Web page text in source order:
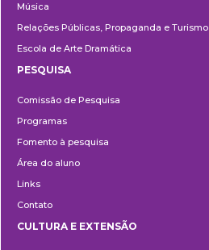
Música
Relações Públicas, Propaganda e Turismo
Escola de Arte Dramática
PESQUISA
Comissão de Pesquisa
Programas
Fomento à pesquisa
Área do aluno
Links
Contato
CULTURA E EXTENSÃO